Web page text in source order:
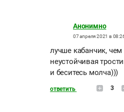
Анонимно
07 апреля 2021 в
лучше кабанчик,
неустойчивая
и беситесь молча)))
ответить 3